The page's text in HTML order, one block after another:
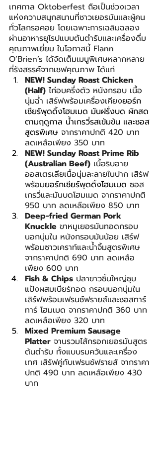
เทศกาล Oktoberfest ถือเป็นช่วงเวลา
แห่งความสนุกสนานที่ชาวเยอรมันและผู้คน
ทั่วโลกรอคอย โดยเฉพาะการเฉลิมฉลอง
ผ่านอาหารยุโรปแบบต้นตำรับและเครื่องดื่ม
คุณภาพเยี่ยม ในโอกาสนี้ Flann
O’Brien’s ได้จัดเต็มเมนูพิเศษหลากหลาย
ที่รังสรรค์จากเชฟคุณภาพ ได้แก่
NEW! Sunday Roast Chicken
(Half) ไก่อบครึ่งตัว หนังกรอบ เนื้อ
นุ่มฉ่ำ เสิร์ฟพร้อมเครื่องเคียงยอร์ก
เชียร์พุดดิ้งโฮมเมด มันฝรั่งบด ผักสด
ตามฤดูกาล น้ำเกรวี่รสเข้มข้น และซอส
สูตรพิเศษ จากราคาปกติ 420 บาท
ลดเหลือเพียง 350 บาท
NEW! Sunday Roast Prime Rib
(Australian Beef) เนื้อริบอาย
ออสเตรเลียเนื้อนุ่มละลายในปาก เสิร์ฟ
พร้อมยอร์กเชียร์พุดดิ้งโฮมเมด ซอส
เกรวี่และมันบดโฮมเมด จากราคาปกติ
950 บาท ลดเหลือเพียง 850 บาท
Deep-fried German Pork
Knuckle ขาหมูเยอรมันทอดกรอบ
นอกนุ่มใน หนังกรอบมันน้อย เสิร์ฟ
พร้อมซาวเคราท์และน้ำจิ้มสูตรพิเศษ
จากราคาปกติ 690 บาท ลดเหลือ
เพียง 600 บาท
Fish & Chips ปลาขาวชิ้นใหญ่ชุบ
แป้งผสมเบียร์ทอด กรอบนอกนุ่มใน
เสิร์ฟพร้อมเฟรนช์ฟรายส์และซอสทาร์
ทาร์ โฮมเมด จากราคาปกติ 360 บาท
ลดเหลือเพียง 320 บาท
Mixed Premium Sausage
Platter จานรวมไส้กรอกเยอรมันสูตร
ต้นตำรับ ทั้งแบบรมควันและเครื่อง
เทศ เสิร์ฟคู่กับเฟรนช์ฟรายส์ จากราคา
ปกติ 490 บาท ลดเหลือเพียง 430
บาท